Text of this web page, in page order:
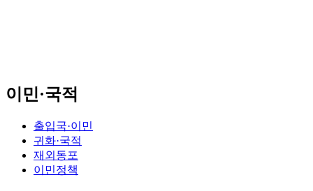
이민·국적
출입국·이민
귀화·국적
재외동포
이민정책